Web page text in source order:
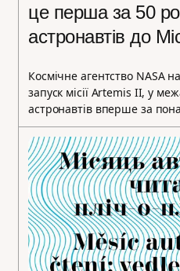
це перша за 50
астронавтів до
Космічне агентство NASA
запуск місії Artemis II, у
астронавтів вперше за